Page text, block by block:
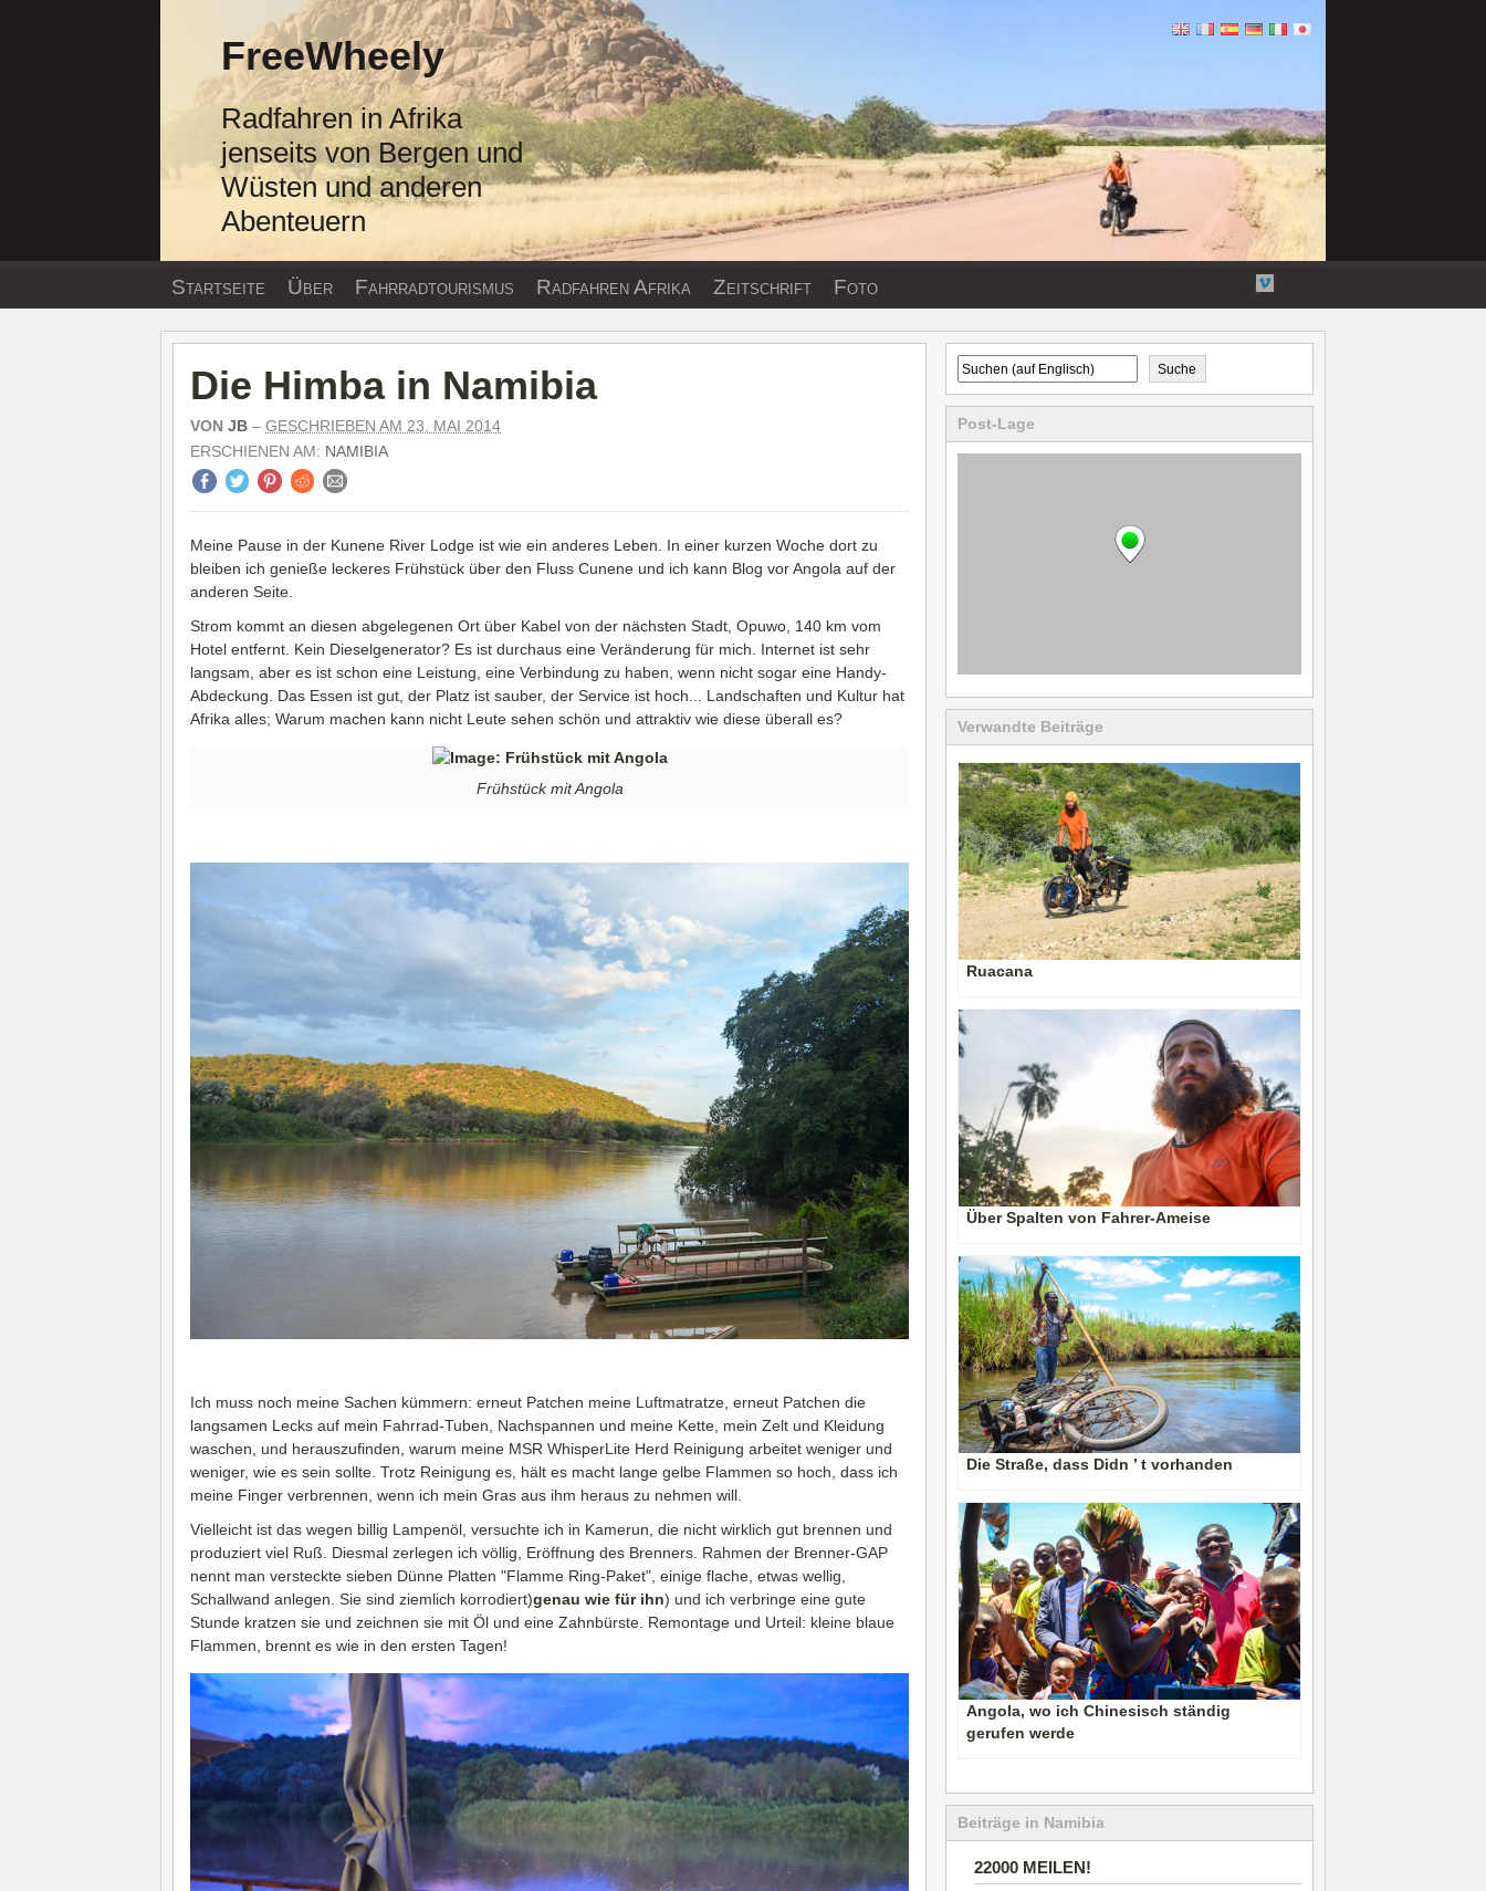
FreeWheely
Radfahren in Afrika
jenseits von Bergen und
Wüsten und anderen
Abenteuern
Startseite Über Fahrradtourismus Radfahren Afrika Zeitschrift Foto
Youtube-
Vimeo
Die Himba in Namibia
VON JB – GESCHRIEBEN AM 23. MAI 2014
ERSCHIENEN AM: NAMIBIA
Meine Pause in der Kunene River Lodge ist wie ein anderes Leben. In einer kurzen Woche dort zu
bleiben ich genieße leckeres Frühstück über den Fluss Cunene und ich kann Blog vor Angola auf der
anderen Seite.
Strom kommt an diesen abgelegenen Ort über Kabel von der nächsten Stadt, Opuwo, 140 km vom
Hotel entfernt. Kein Dieselgenerator? Es ist durchaus eine Veränderung für mich. Internet ist sehr
langsam, aber es ist schon eine Leistung, eine Verbindung zu haben, wenn nicht sogar eine Handy-
Abdeckung. Das Essen ist gut, der Platz ist sauber, der Service ist hoch... Landschaften und Kultur hat
Afrika alles; Warum machen kann nicht Leute sehen schön und attraktiv wie diese überall es?
Frühstück mit Angola
Ich muss noch meine Sachen kümmern: erneut Patchen meine Luftmatratze, erneut Patchen die
langsamen Lecks auf mein Fahrrad-Tuben, Nachspannen und meine Kette, mein Zelt und Kleidung
waschen, und herauszufinden, warum meine MSR WhisperLite Herd Reinigung arbeitet weniger und
weniger, wie es sein sollte. Trotz Reinigung es, hält es macht lange gelbe Flammen so hoch, dass ich
meine Finger verbrennen, wenn ich mein Gras aus ihm heraus zu nehmen will.
Vielleicht ist das wegen billig Lampenöl, versuchte ich in Kamerun, die nicht wirklich gut brennen und
produziert viel Ruß. Diesmal zerlegen ich völlig, Eröffnung des Brenners. Rahmen der Brenner-GAP
nennt man versteckte sieben Dünne Platten "Flamme Ring-Paket", einige flache, etwas wellig,
Schallwand anlegen. Sie sind ziemlich korrodiert)genau wie für ihn) und ich verbringe eine gute
Stunde kratzen sie und zeichnen sie mit Öl und eine Zahnbürste. Remontage und Urteil: kleine blaue
Flammen, brennt es wie in den ersten Tagen!
Suche
Post-Lage
Verwandte Beiträge
Ruacana
Über Spalten von Fahrer-Ameise
Die Straße, dass Didn ’ t vorhanden
Angola, wo ich Chinesisch ständig
gerufen werde
Beiträge in Namibia
22000 MEILEN!